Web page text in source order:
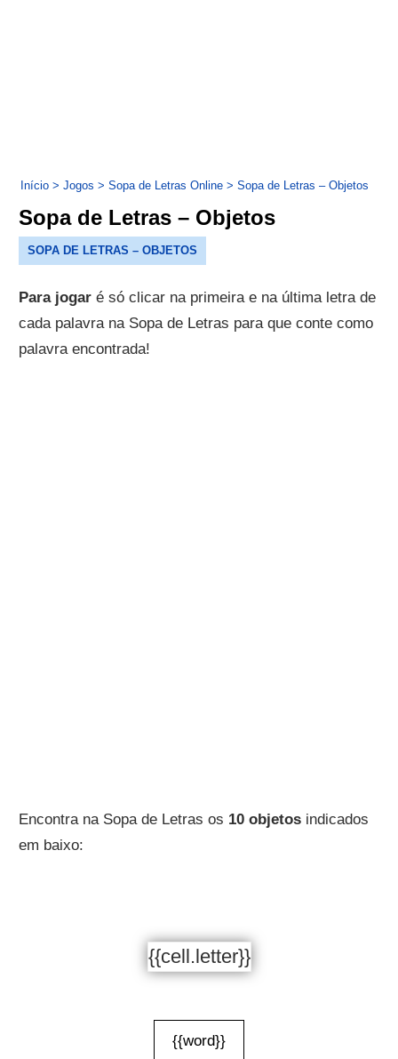
Início > Jogos > Sopa de Letras Online > Sopa de Letras – Objetos
Sopa de Letras – Objetos
SOPA DE LETRAS – OBJETOS
Para jogar é só clicar na primeira e na última letra de
cada palavra na Sopa de Letras para que conte como
palavra encontrada!
Encontra na Sopa de Letras os 10 objetos indicados
em baixo:
{{cell.letter}}
{{word}}